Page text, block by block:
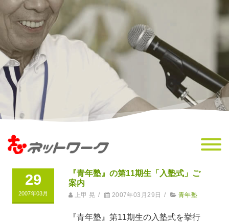
29
2007年03月
『青年塾』の第11期生「入塾式」ご
案内
上甲 晃 / 2007年03月29日 / 青年塾
『青年塾』第11期生の入塾式を挙行